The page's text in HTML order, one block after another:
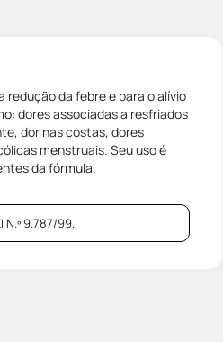
redução da febre e para o alívio
dores associadas a resfriados
dor nas costas, dores
menstruais. Seu uso é
da fórmula.
N.º 9.787/99.